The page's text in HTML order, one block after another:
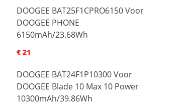
DOOGEE BAT25F1CPRO6150 Voor
DOOGEE PHONE
6150mAh/23.68Wh
€ 21
DOOGEE BAT24F1P10300 Voor
DOOGEE Blade 10 Max 10 Power
10300mAh/39.86Wh